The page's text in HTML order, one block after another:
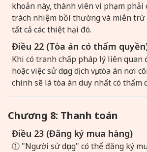
khoản này, thành viên vi phạm phải
trách nhiệm bồi thường và miễn trừ
tất cả các thiệt hại đó.
Điều 22 (Tòa án có thẩm
Khi có tranh chấp pháp lý liên quan
hoặc việc sử dụng dịch vụ, tòa án nơi
chính sẽ là tòa án duy nhất có thẩm
Chương 8: Thanh toán
Điều 23 (Đăng ký mua hàng)
① "Người sử dụng" có thể đăng ký